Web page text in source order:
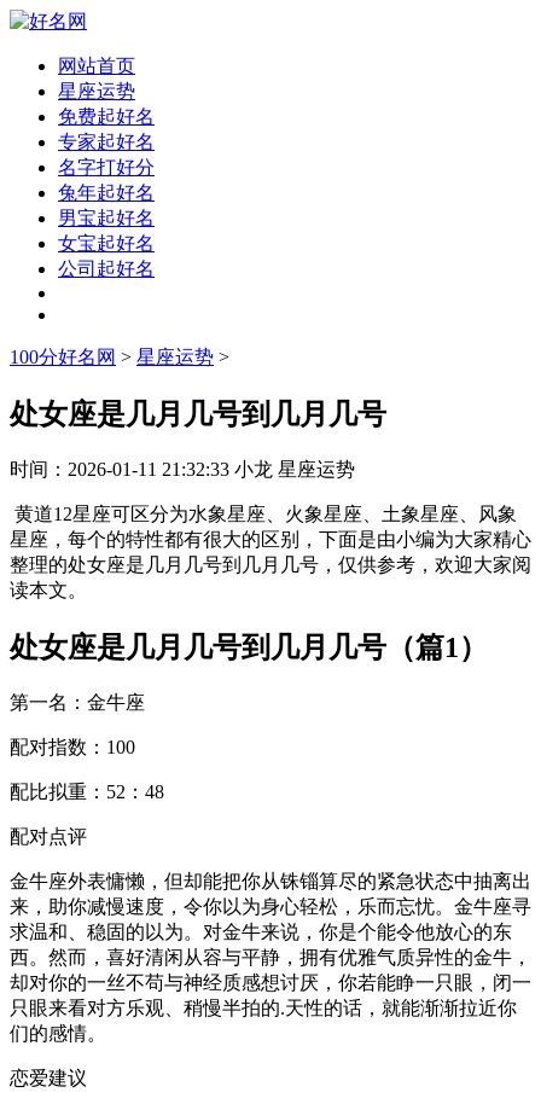
网站首页
星座运势
免费起好名
专家起好名
名字打好分
兔年起好名
男宝起好名
女宝起好名
公司起好名
100分好名网 > 星座运势 >
处女座是几月几号到几月几号
时间： 2026-01-11 21:32:33 小龙 星座运势
黄道12星座可区分为水象星座、火象星座、土象星座、风象
星座，每个的特性都有很大的区别，下面是由小编为大家精心
整理的处女座是几月几号到几月几号，仅供参考，欢迎大家阅
读本文。
处女座是几月几号到几月几号（篇1）
第一名：金牛座
配对指数：100
配比拟重：52：48
配对点评
金牛座外表慵懒，但却能把你从铢锱算尽的紧急状态中抽离出
来，助你减慢速度，令你以为身心轻松，乐而忘忧。金牛座寻
求温和、稳固的以为。对金牛来说，你是个能令他放心的东
西。然而，喜好清闲从容与平静，拥有优雅气质异性的金牛，
却对你的一丝不苟与神经质感想讨厌，你若能睁一只眼，闭一
只眼来看对方乐观、稍慢半拍的.天性的话，就能渐渐拉近你
们的感情。
恋爱建议